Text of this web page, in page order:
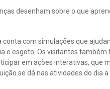
desenham sobre o que
conta com simulações que
e esgoto. Os visitantes
em ações interativas, que
se dá nas atividades do dia a